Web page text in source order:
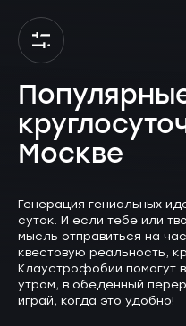
Москве
Генерация гениальных
суток. И если тебе или
мысль отправиться на
квестовую реальность,
Клаустрофобии помогут
утром, в обеденный
играй, когда это удобно!